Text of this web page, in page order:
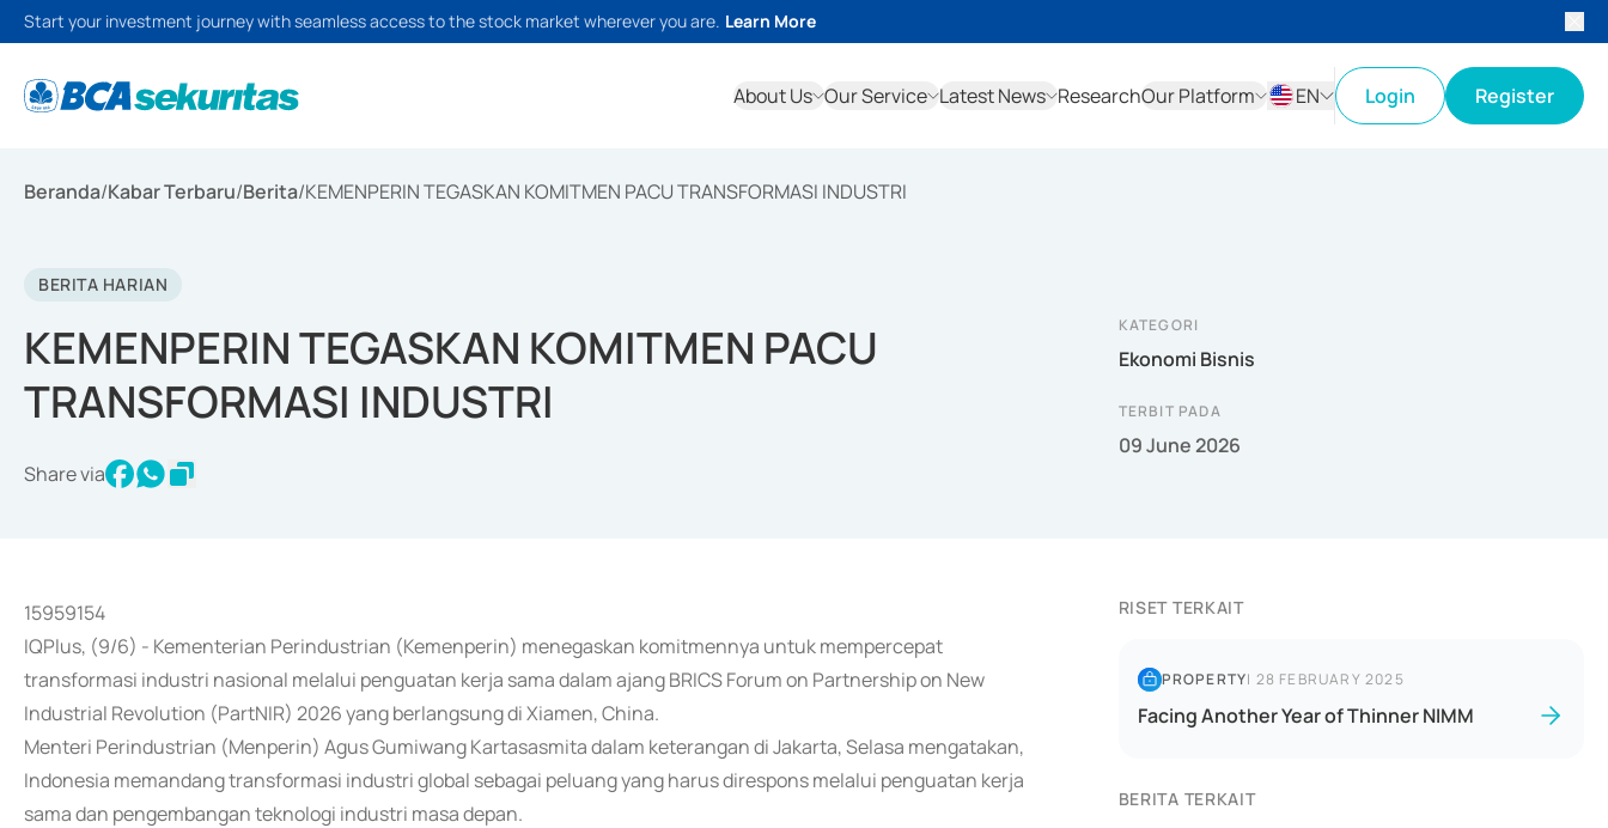
Start your investment journey with seamless access to the stock market wherever you are. Learn More
About Us Our Service Latest News ResearchOur Platform
EN
Login Register
Beranda/Kabar Terbaru/Berita/KEMENPERIN TEGASKAN KOMITMEN PACU TRANSFORMASI INDUSTRI
BERITA HARIAN
KEMENPERIN TEGASKAN KOMITMEN PACU
TRANSFORMASI INDUSTRI
Share via
KATEGORI
Ekonomi Bisnis
TERBIT PADA
09 June 2026
15959154
IQPlus, (9/6) - Kementerian Perindustrian (Kemenperin) menegaskan komitmennya untuk mempercepat
transformasi industri nasional melalui penguatan kerja sama dalam ajang BRICS Forum on Partnership on New
Industrial Revolution (PartNIR) 2026 yang berlangsung di Xiamen, China.
Menteri Perindustrian (Menperin) Agus Gumiwang Kartasasmita dalam keterangan di Jakarta, Selasa mengatakan,
Indonesia memandang transformasi industri global sebagai peluang yang harus direspons melalui penguatan kerja
sama dan pengembangan teknologi industri masa depan.
RISET TERKAIT
PROPERTY| 28 FEBRUARY 2025
Facing Another Year of Thinner NIMM
BERITA TERKAIT